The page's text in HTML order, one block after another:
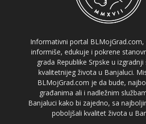
Informativni portal BLMojGrad.com,
informiše, edukuje i pokrene
grada Republike Srpske u
kvalitetnijeg života u Banjaluci.
BLMojGrad.com je da bude,
građanima ali i nadležnim
Banjaluci kako bi zajedno, sa
poboljšali kvalitet života u